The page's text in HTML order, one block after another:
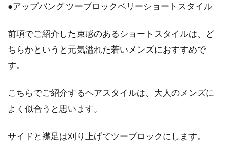
●アップバング ツーブロックベリーショートスタイル
前項でご紹介した束感のあるショートスタイルは、ど
ちらかというと元気溢れた若いメンズにおすすめで
す。
こちらでご紹介するヘアスタイルは、大人のメンズに
よく似合うと思います。
サイドと襟足は刈り上げてツーブロックにします。